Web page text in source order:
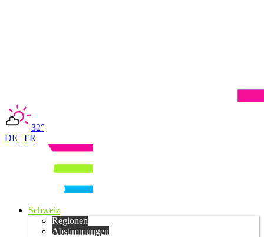
32°
DE | FR
Schweiz
Regionen
Abstimmungen